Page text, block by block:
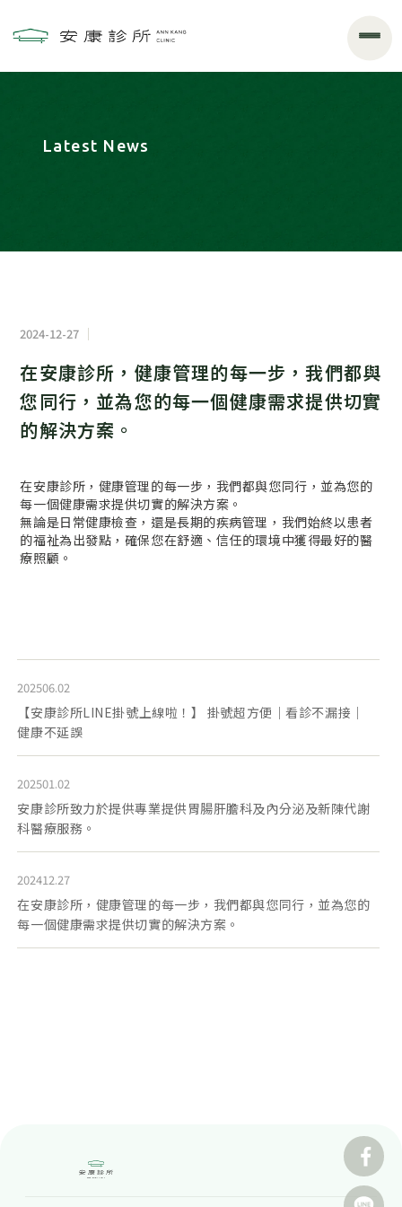
2024-12-27
在安康診所，健康管理的每一步，我們都與
您同行，並為您的每一個健康需求提供切實
的解決方案。
在安康診所，健康管理的每一步，我們都與您同行，並為您的
每一個健康需求提供切實的解決方案。
無論是日常健康檢查，還是長期的疾病管理，我們始終以患者
的福祉為出發點，確保您在舒適、信任的環境中獲得最好的醫
療照顧。
202506.02
【安康診所LINE掛號上線啦！】 掛號超方便｜看診不漏接｜
健康不延誤
202501.02
安康診所致力於提供專業提供胃腸肝膽科及內分泌及新陳代謝
科醫療服務。
202412.27
在安康診所，健康管理的每一步，我們都與您同行，並為您的
每一個健康需求提供切實的解決方案。